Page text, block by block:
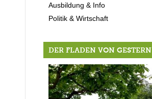
Ausbildung & Info
Politik & Wirtschaft
DER FLADEN VON GESTERN